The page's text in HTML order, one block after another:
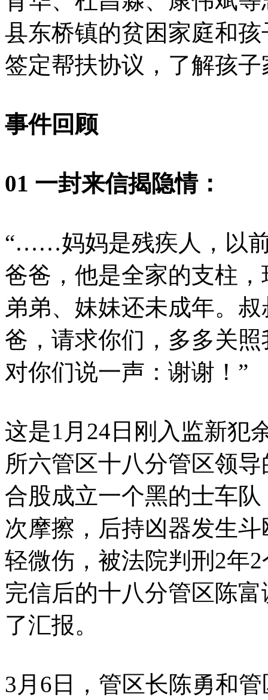
县东桥镇的贫困家庭和
签定帮扶协议，了解孩
事件回顾
01 一封来信揭隐情：
“……妈妈是残疾人，以
爸爸，他是全家的支柱
弟弟、妹妹还未成年。
爸，请求你们，多多关
对你们说一声：谢谢！”
这是1月24日刚入监新犯
所六管区十八分管区领
合股成立一个黑的士车
次摩擦，后持凶器发生
轻微伤，被法院判刑2年
完信后的十八分管区陈
了汇报。
3月6日，管区长陈勇和